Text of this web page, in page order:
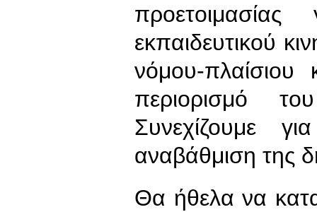
εκπαιδευτικού
νόμου-
περιορισμό
Συνεχίζουμε
αναβάθμιση της
Θα ήθελα να